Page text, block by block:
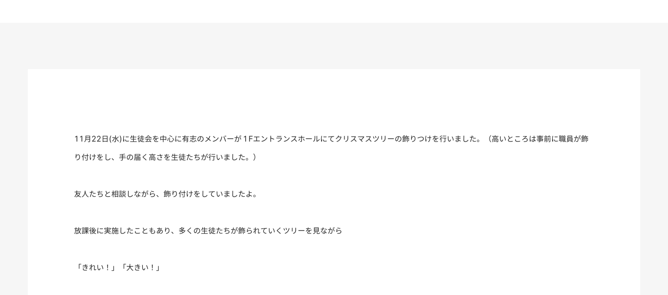
11月22日(水)に生徒会を中心に有志のメンバーが１Fエントランスホールにてクリスマスツリーの飾りつけを行いました。（高いところは事前に職員が飾
り付けをし、手の届く高さを生徒たちが行いました。）
友人たちと相談しながら、飾り付けをしていましたよ。
放課後に実施したこともあり、多くの生徒たちが飾られていくツリーを見ながら
「きれい！」「大きい！」